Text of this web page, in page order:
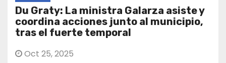
Du Graty: La ministra Galarza asiste y
coordina acciones junto al municipio,
tras el fuerte temporal
Oct 25, 2025